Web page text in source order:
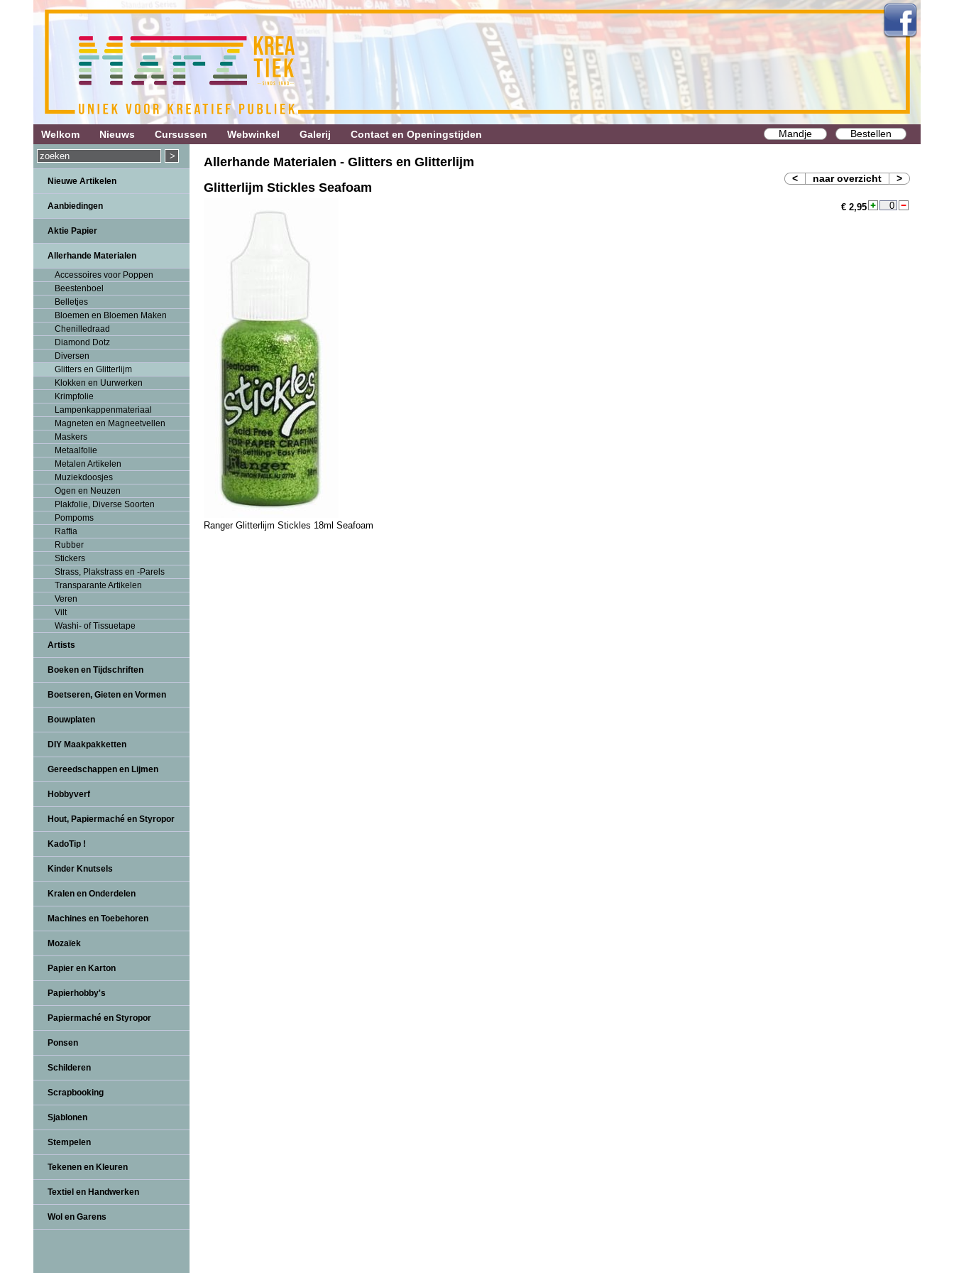
Welkom Nieuws Cursussen Webwinkel Galerij Contact en Openingstijden Mandje Bestellen
Nieuwe Artikelen
Aanbiedingen
Aktie Papier
Allerhande Materialen
Accessoires voor Poppen
Beestenboel
Belletjes
Bloemen en Bloemen Maken
Chenilledraad
Diamond Dotz
Diversen
Glitters en Glitterlijm
Klokken en Uurwerken
Krimpfolie
Lampenkappenmateriaal
Magneten en Magneetvellen
Maskers
Metaalfolie
Metalen Artikelen
Muziekdoosjes
Ogen en Neuzen
Plakfolie, Diverse Soorten
Pompoms
Raffia
Rubber
Stickers
Strass, Plakstrass en -Parels
Transparante Artikelen
Veren
Vilt
Washi- of Tissuetape
Artists
Boeken en Tijdschriften
Boetseren, Gieten en Vormen
Bouwplaten
DIY Maakpakketten
Gereedschappen en Lijmen
Hobbyverf
Hout, Papiermaché en Styropor
KadoTip !
Kinder Knutsels
Kralen en Onderdelen
Machines en Toebehoren
Mozaïek
Papier en Karton
Papierhobby's
Papiermaché en Styropor
Ponsen
Schilderen
Scrapbooking
Sjablonen
Stempelen
Tekenen en Kleuren
Textiel en Handwerken
Wol en Garens
Allerhande Materialen - Glitters en Glitterlijm
< naar overzicht >
Glitterlijm Stickles Seafoam
€ 2,95
Ranger Glitterlijm Stickles 18ml Seafoam